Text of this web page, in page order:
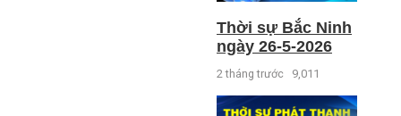
Thời sự Bắc Ninh
ngày 26-5-2026
2 tháng trước 9,011